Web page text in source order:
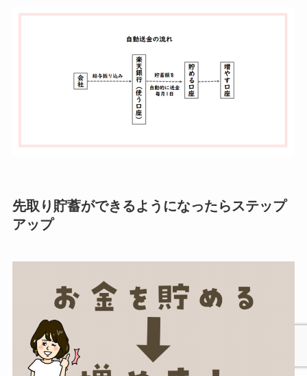
先取り貯蓄ができるようになったらステップ
アップ